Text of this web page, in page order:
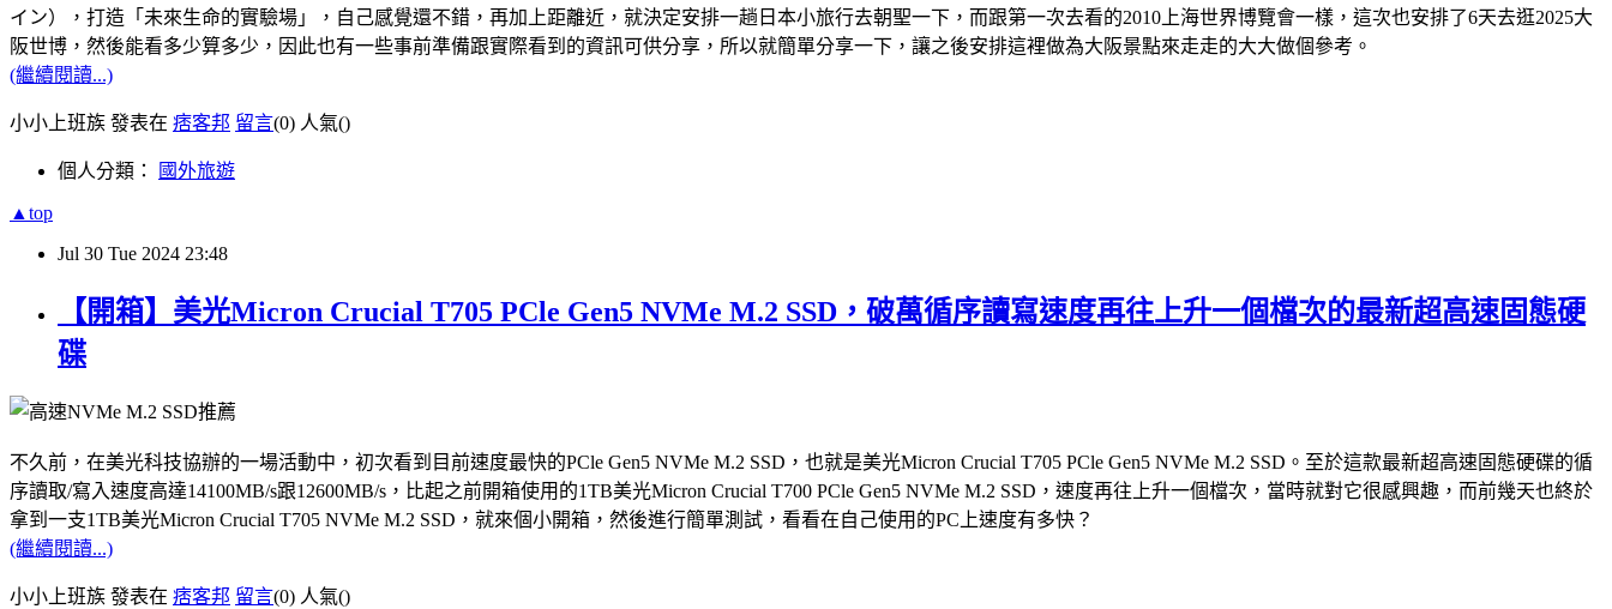
イン），打造「未來生命的實驗場」，自己感覺還不錯，再加上距離近，就決定安排一趟日本小旅行去朝聖一下，而跟第一次去看的2010上海世界博覽會一樣，這次也安排了6天去逛2025大
阪世博，然後能看多少算多少，因此也有一些事前準備跟實際看到的資訊可供分享，所以就簡單分享一下，讓之後安排這裡做為大阪景點來走走的大大做個參考。
(繼續閱讀...)
小小上班族 發表在 痞客邦 留言(0) 人氣()
個人分類： 國外旅遊
▲top
Jul 30 Tue 2024 23:48
【開箱】美光Micron Crucial T705 PCle Gen5 NVMe M.2 SSD，破萬循序讀寫速度再往上升一個檔次的最新超高速固態硬
碟
不久前，在美光科技協辦的一場活動中，初次看到目前速度最快的PCle Gen5 NVMe M.2 SSD，也就是美光Micron Crucial T705 PCle Gen5 NVMe M.2 SSD。至於這款最新超高速固態硬碟的循
序讀取/寫入速度高達14100MB/s跟12600MB/s，比起之前開箱使用的1TB美光Micron Crucial T700 PCle Gen5 NVMe M.2 SSD，速度再往上升一個檔次，當時就對它很感興趣，而前幾天也終於
拿到一支1TB美光Micron Crucial T705 NVMe M.2 SSD，就來個小開箱，然後進行簡單測試，看看在自己使用的PC上速度有多快？
(繼續閱讀...)
小小上班族 發表在 痞客邦 留言(0) 人氣()